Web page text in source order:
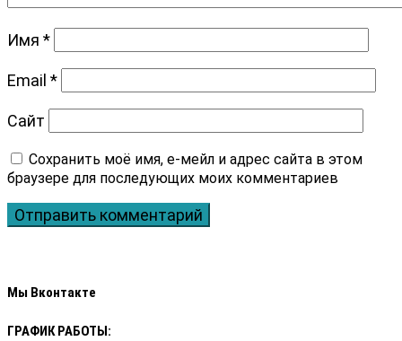
Имя *
Email *
Сайт
Мы Вконтакте
ГРАФИК РАБОТЫ: